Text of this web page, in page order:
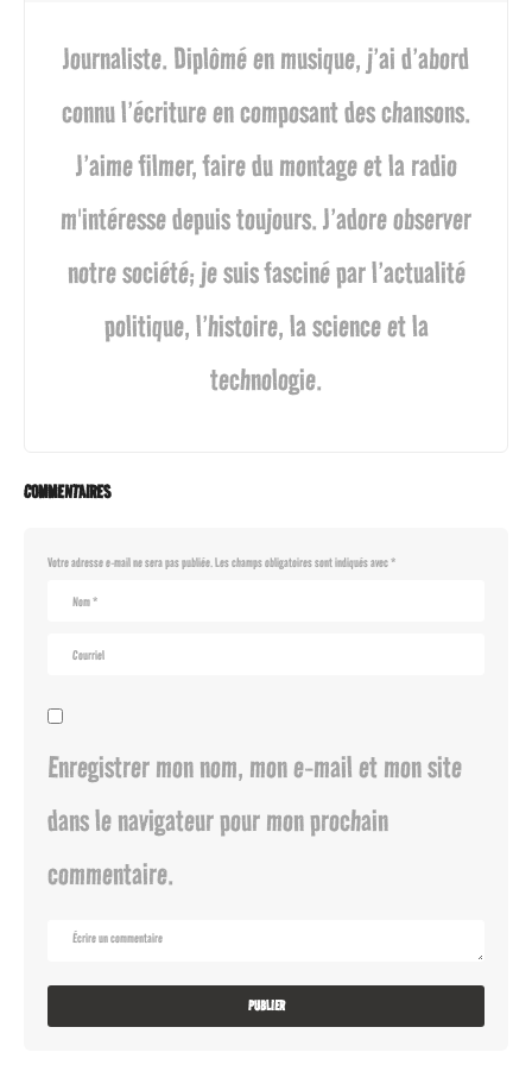
Journaliste. Diplômé en musique, j’ai d’abord
connu l’écriture en composant des chansons.
J’aime filmer, faire du montage et la radio
m'intéresse depuis toujours. J’adore observer
notre société; je suis fasciné par l’actualité
politique, l’histoire, la science et la
technologie.
COMMENTAIRES
Votre adresse e-mail ne sera pas publiée.Les champs obligatoires sont indiqués avec*
Enregistrer mon nom, mon e-mail et mon site
dans le navigateur pour mon prochain
commentaire.